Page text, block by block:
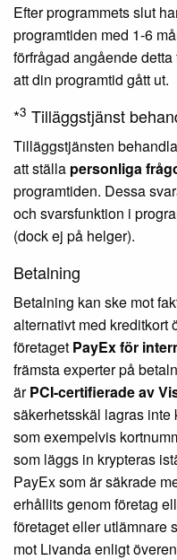
Efter programmets slut
programtiden med 1-6
förfrågad angående
att din programtid gått ut.
*3 Tilläggstjänst
Tilläggstjänsten
att ställa personliga
programtiden. Dessa
och svarsfunktion i
(dock ej på helger).
Betalning
Betalning kan ske mot
alternativt med kreditkort
företaget PayEx för
främsta experter på
ärPCI-certifierade av
säkerhetsskäl lagras
som exempelvis
som läggs in krypteras
PayEx som är säkrade
erhållits genom företag
företaget eller utlämnare
mot Livanda enligt